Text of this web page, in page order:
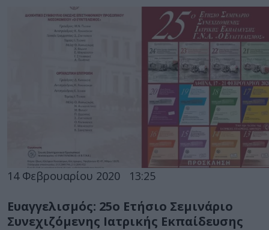
14 Φεβρουαρίου 2020 13:25
Ευαγγελισμός: 25ο Ετήσιο Σεμινάριο
Συνεχιζόμενης Ιατρικής Εκπαίδευσης